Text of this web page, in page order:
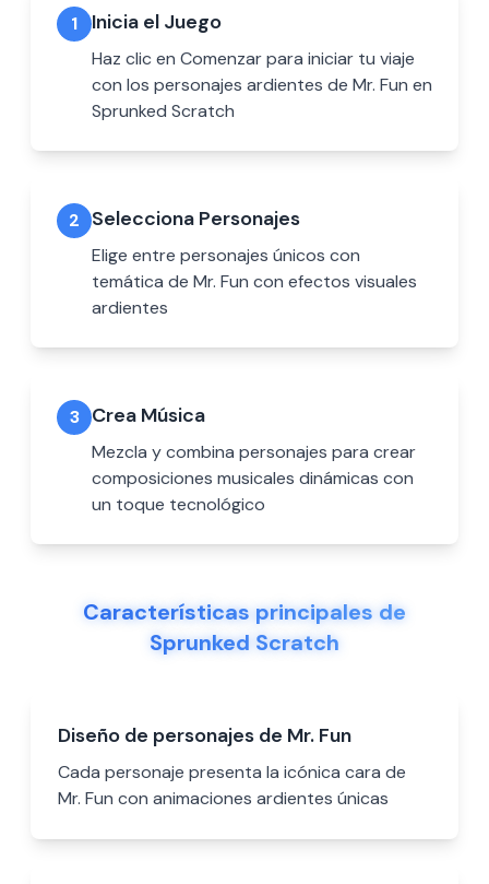
1 Inicia el Juego
Haz clic en Comenzar para iniciar tu viaje
con los personajes ardientes de Mr. Fun en
Sprunked Scratch
2 Selecciona Personajes
Elige entre personajes únicos con
temática de Mr. Fun con efectos visuales
ardientes
3 Crea Música
Mezcla y combina personajes para crear
composiciones musicales dinámicas con
un toque tecnológico
Características principales de
Sprunked Scratch
Diseño de personajes de Mr. Fun
Cada personaje presenta la icónica cara de
Mr. Fun con animaciones ardientes únicas